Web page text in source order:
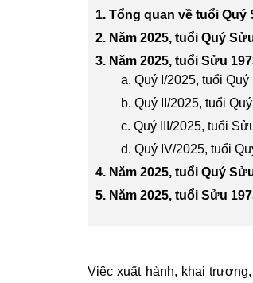
1. Tổng quan về tuổi Quý
2. Năm 2025, tuổi Quý
3. Năm 2025, tuổi Sửu
a. Quý I/2025, tuổi
b. Quý II/2025, tuổi
c. Quý III/2025, tuổi
d. Quý IV/2025, tuổi
4. Năm 2025, tuổi Quý
5. Năm 2025, tuổi Sửu
Việc xuất hành, khai